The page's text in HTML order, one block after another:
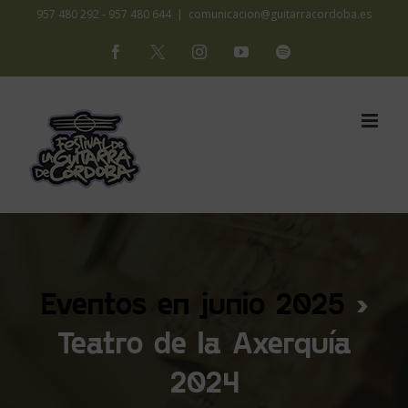
contenido
957 480 292 - 957 480 644 | comunicacion@guitarracordoba.es
Facebook
X InstagramYouTubeSpotify
Eventos en junio 2025 ›
Teatro de la Axerquía
2024